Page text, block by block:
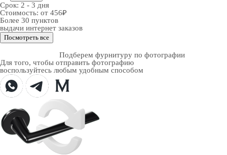
Срок: 2 - 3 дня
Стоимость: от 456₽
Более 30 пунктов
выдачи интернет заказов
Посмотреть все
Подберем фурнитуру по фотографии
Для того, чтобы отправить фотографию
воспользуйтесь любым удобным способом